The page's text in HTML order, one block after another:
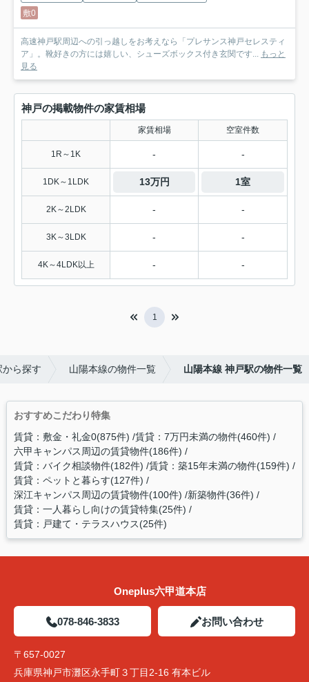
敷0
高速神戸駅周辺への引っ越しをお考えなら「プレサンス神戸セレスティ
ア」。靴好きの方には嬉しい、シューズボックス付き玄関です... もっと
見る
神戸の掲載物件の家賃相場
家賃相場 空室件数
1R～1K - -
1DK～1LDK 13万円 1室
2K～2LDK - -
3K～3LDK - -
4K～4LDK以上 - -
1
ら探す 山陽本線の物件一覧 山陽本線 神戸駅の物件一覧
おすすめこだわり特集
賃貸：敷金・礼金0(875件) 賃貸：7万円未満の物件(460件)
六甲キャンパス周辺の賃貸物件(186件)
賃貸：バイク相談物件(182件) 賃貸：築15年未満の物件(159件)
賃貸：ペットと暮らす(127件)
深江キャンパス周辺の賃貸物件(100件) 新築物件(36件)
賃貸：一人暮らし向けの賃貸特集(25件)
賃貸：戸建て・テラスハウス(25件)
Oneplus六甲道本店
078-846-3833 お問い合わせ
〒657-0027
兵庫県神戸市灘区永手町３丁目2-16 有本ビル